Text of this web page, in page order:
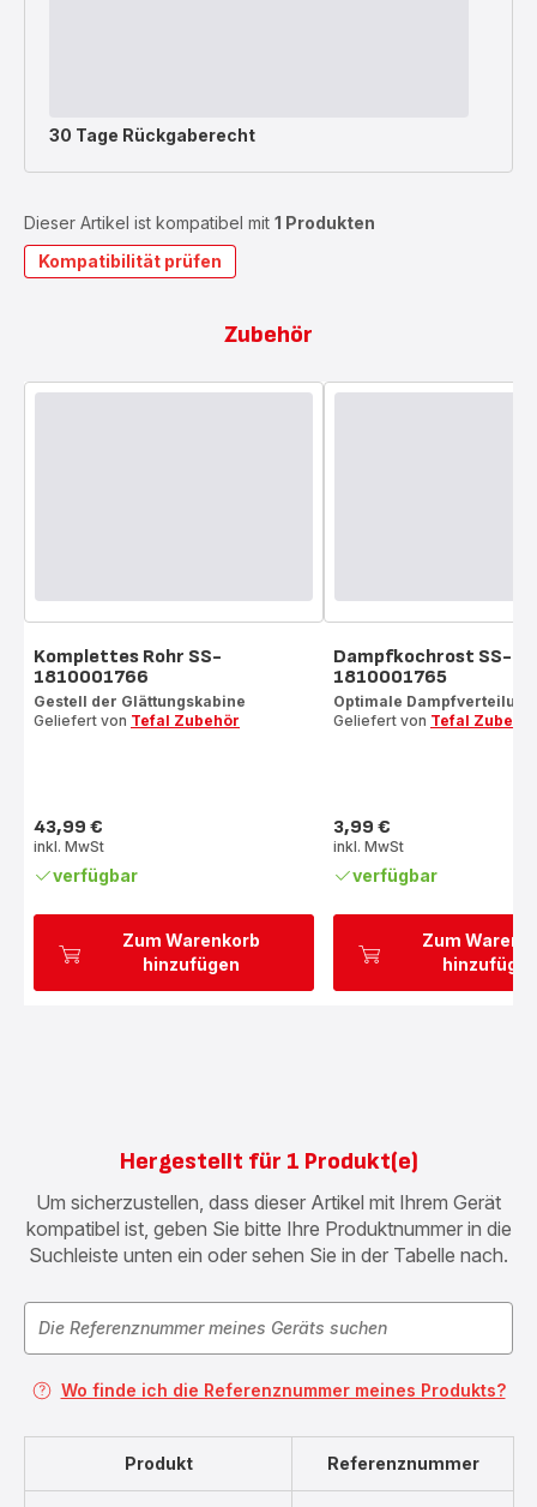
30 Tage Rückgaberecht
Dieser Artikel ist kompatibel mit 1 Produkten
Kompatibilität prüfen
Zubehör
Zum Warenkorb
hinzufügen
Komplettes Rohr SS-
1810001766
Gestell der Glättungskabine
Geliefert von Tefal Zubehör
Preis
43,99 €
inkl. MwSt
verfügbar
Zum
Dampfkochrost SS-
1810001765
Optimale Dampfverteilung
Geliefert von Tefal
Preis
3,99 €
inkl. MwSt
verfügbar
Hergestellt für 1 Produkt(e)
Um sicherzustellen, dass dieser Artikel mit Ihrem Gerät
kompatibel ist, geben Sie bitte Ihre Produktnummer in die
Suchleiste unten ein oder sehen Sie in der Tabelle nach.
Wo finde ich die Referenznummer meines Produkts?
Produkt Referenznummer